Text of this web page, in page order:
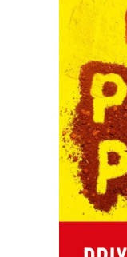
Livres les
Prix